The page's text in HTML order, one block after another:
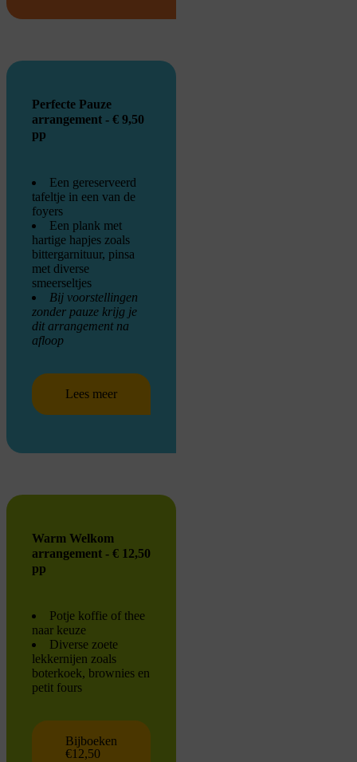
Perfecte Pauze
arrangement - € 9,50
pp
Een gereserveerd
tafeltje in een van de
foyers
Een plank met
hartige hapjes zoals
bittergarnituur, pinsa
met diverse
smeerseltjes
Bij voorstellingen
zonder pauze krijg je
dit arrangement na
afloop
Lees meer
Warm Welkom
arrangement - € 12,50
pp
Potje koffie of thee
naar keuze
Diverse zoete
lekkernijen zoals
boterkoek, brownies en
petit fours
Bijboeken
€12,50